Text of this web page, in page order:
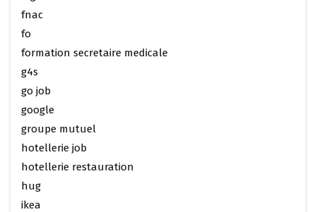
fnac
fo
formation secretaire medicale
g4s
go job
google
groupe mutuel
hotellerie job
hotellerie restauration
hug
ikea